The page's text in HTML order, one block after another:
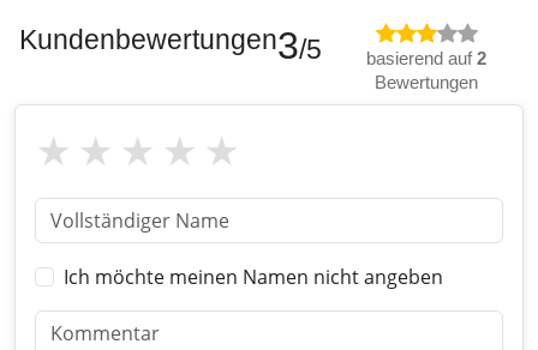
Kundenbewertungen3/5 basierend auf2
Bewertungen
Ich möchte meinen Namen nicht angeben